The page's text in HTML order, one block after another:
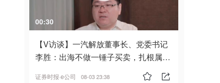
00:30
【V访谈】一汽解放董事长、党委书记
李胜：出海不做一锤子买卖，扎根属
证券时报·e公司 08-03 23:38